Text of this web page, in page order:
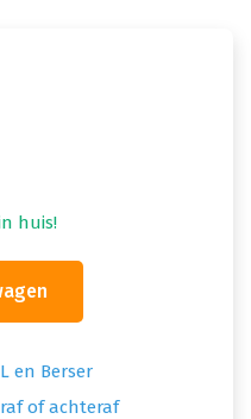
huis!
en Berser
of achteraf